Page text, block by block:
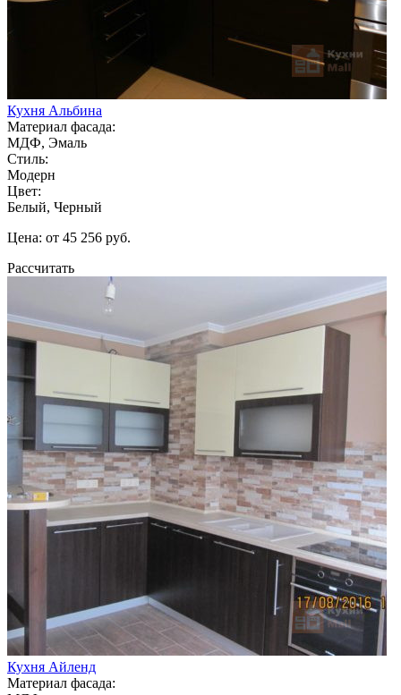
Кухня Альбина
Материал фасада:
МДФ, Эмаль
Стиль:
Модерн
Цвет:
Белый, Черный
Цена: от 45 256 руб.
Рассчитать
Кухня Айленд
Материал фасада: